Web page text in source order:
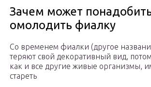
Зачем может
омолодить фиалку
Со временем фиалки (другое
теряют свой декоративный вид,
как и все другие живые организмы,
стареть